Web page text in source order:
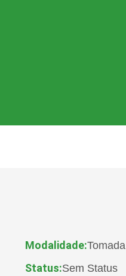
Modalidade:
Status:Sem Status